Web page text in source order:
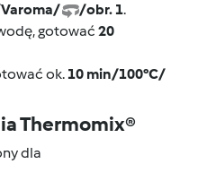
/obr. 1.
gotować 20
ok. 10 min/100°C/
Thermomix®
dla